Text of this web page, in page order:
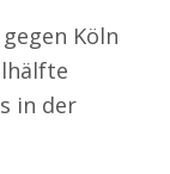
Köln
in der